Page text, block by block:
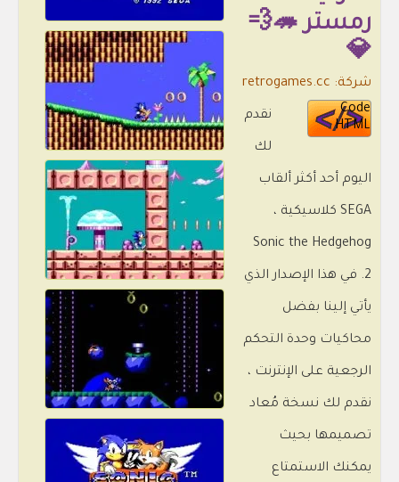
رمستر 🦔💨
💎
شركة: retrogames.cc
Code
HTML
نقدم
لك
اليوم أحد أكثر ألقاب
SEGA كلاسيكية ،
Sonic the Hedgehog
2. في هذا الإصدار الذي
يأتي إلينا بفضل
محاكيات وحدة التحكم
الرجعية على الإنترنت ،
نقدم لك نسخة مُعاد
تصميمها بحيث
يمكنك الاستمتاع